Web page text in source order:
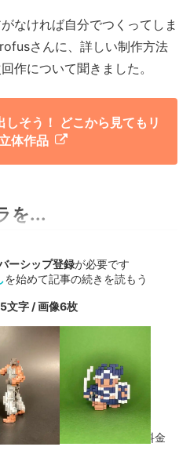
なければ自分でつくってしま
さんに、詳しい制作方法
作について聞きました。
しそう！ どこから見てもリ
体作品
を...
ーシップ登録が必要です
を始めて記事の続きを読もう
文字 / 画像6枚
し期間中に解約した場合、料金